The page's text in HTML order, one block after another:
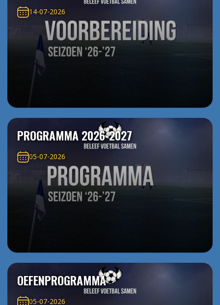
14-07-2026
PROGRAMMA 2026-2027
05-07-2026
OEFENPROGRAMMA
05-07-2026